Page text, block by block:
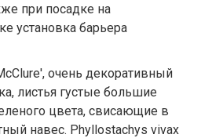
при посадке на
установка барьера
очень декоративный
листья густые большие
цвета, свисающие в
навес. Phyllostachys vivax